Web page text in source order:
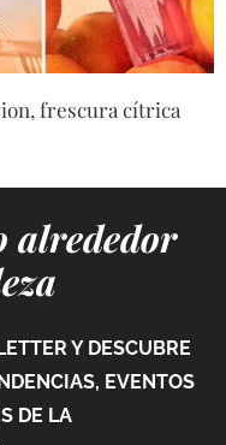
frescura cítrica
alrededor
Y DESCUBRE
EVENTOS
DE LA